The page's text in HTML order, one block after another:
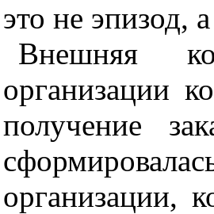
это не эпизод,
Внешняя
организации
получение зак
сформирова
организации,